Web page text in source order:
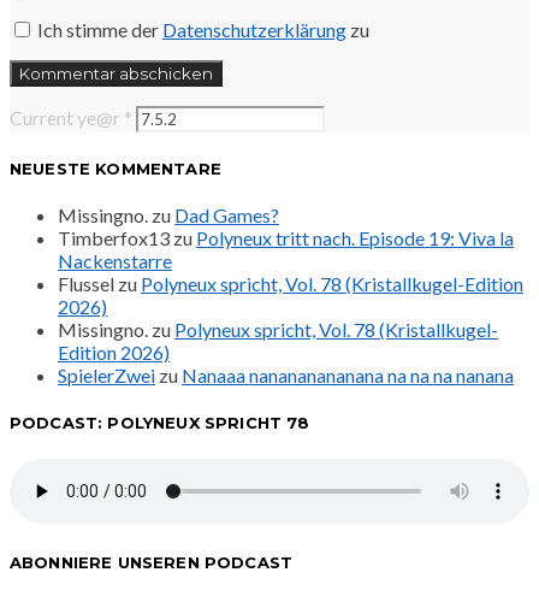
Ich stimme der Datenschutzerklärung zu
Current ye@r *
NEUESTE KOMMENTARE
Missingno. zu Dad Games?
Timberfox13 zu Polyneux tritt nach. Episode 19: Viva la
Nackenstarre
Flussel zu Polyneux spricht, Vol. 78 (Kristallkugel-Edition
2026)
Missingno. zu Polyneux spricht, Vol. 78 (Kristallkugel-
Edition 2026)
SpielerZwei zu Nanaaa nanananananana na na na nanana
PODCAST: POLYNEUX SPRICHT 78
ABONNIERE UNSEREN PODCAST